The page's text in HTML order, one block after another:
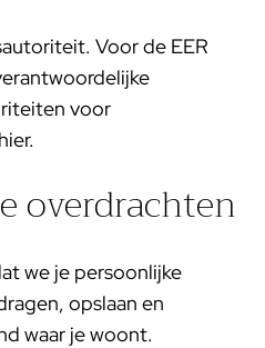
Voor de EER
voor
hier.
overdrachten
we je persoonlijke
opslaan en
waar je woont.